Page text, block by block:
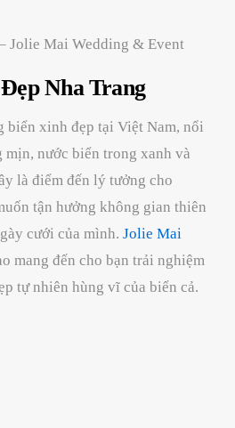
Jolie Mai Wedding & Event
Nha Trang
biển xinh đẹp tại Việt Nam, nổi
nước biển trong xanh và
là điểm đến lý tưởng cho
tận hưởng không gian thiên
cưới của mình.Jolie Mai
mang đến cho bạn trải nghiệm
tự nhiên hùng vĩ của biển cả.